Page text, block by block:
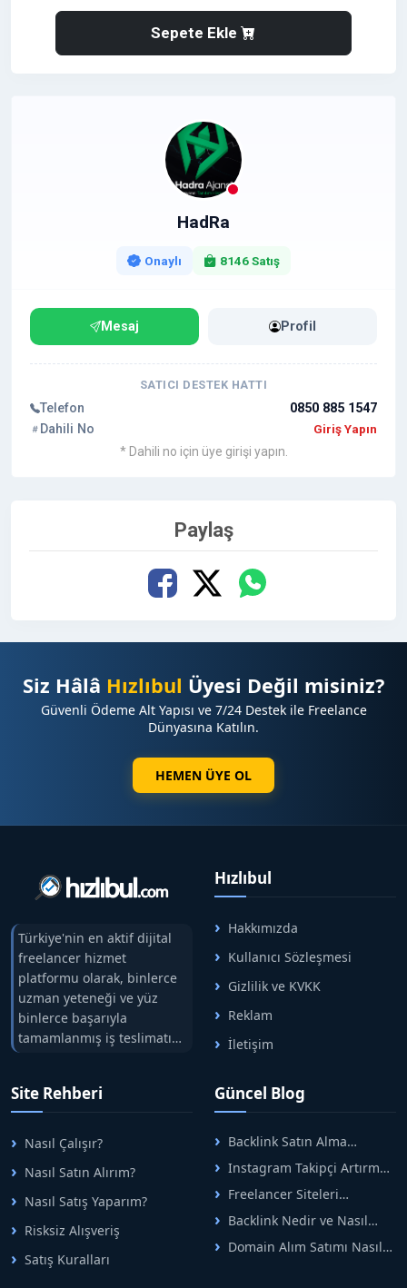
Sepete Ekle
HadRa
Onaylı 8146 Satış
Mesaj Profil
SATICI DESTEK HATTI
Telefon
0850 885 1547
Dahili No
Giriş Yapın
* Dahili no için üye girişi yapın.
Paylaş
Siz Hâlâ Hızlıbul Üyesi Değil misiniz?
Güvenli Ödeme Alt Yapısı ve 7/24 Destek ile Freelance
Dünyasına Katılın.
HEMEN ÜYE OL
Türkiye'nin en aktif dijital
freelancer hizmet
platformu olarak, binlerce
uzman yeteneği ve yüz
binlerce başarıyla
tamamlanmış iş teslimatını
tek çatıda buluşturuyoruz.
arasındaki süreci risksiz
alışveriş sistemi ile koruyan
ticaretin güvenli
adreslerinden birisidir.
Hızlıbul
Hakkımızda
Kullanıcı Sözleşmesi
Gizlilik ve KVKK
Reklam
İletişim
Site Rehberi
Nasıl Çalışır?
Nasıl Satın Alırım?
Nasıl Satış Yaparım?
Risksiz Alışveriş
Satış Kuralları
Güncel Blog
Backlink Satın Alma
Rehberi: Güvenli SEO İçin
Doğru Adımlar
Instagram Takipçi Artırma
Yöntemleri: Organik Büyüme
Rehberi
Freelancer Siteleri
Arasında Doğru Seçim Nasıl
Yapılır
Backlink Nedir ve Nasıl
Alınır? Etkili Yöntemler
Domain Alım Satımı Nasıl